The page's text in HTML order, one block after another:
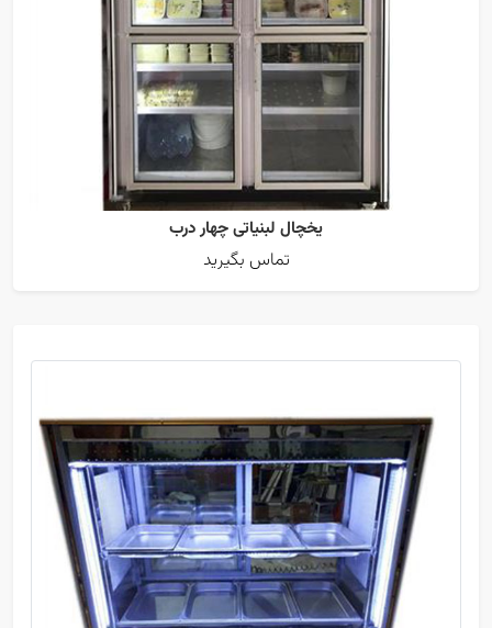
یخچال لبنیاتی چهار درب
تماس بگیرید